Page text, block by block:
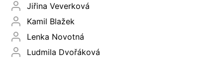
Jiřina Veverková
Kamil Blažek
Lenka Novotná
Ludmila Dvořáková